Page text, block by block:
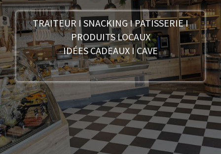
TRAITEUR I SNACKING I PATISSERIE I
PRODUITS LOCAUX
IDÉES CADEAUX I CAVE